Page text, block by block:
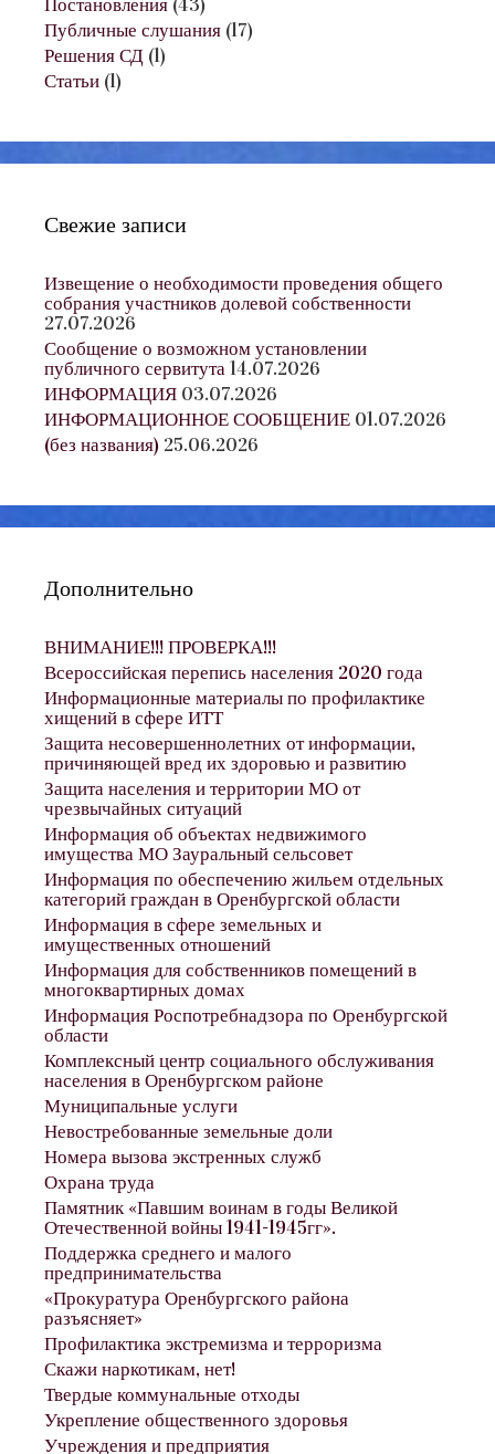
Постановления (43)
Публичные слушания (17)
Решения СД (1)
Статьи (1)
Свежие записи
Извещение о необходимости проведения общего
собрания участников долевой собственности
27.07.2026
Сообщение о возможном установлении
публичного сервитута14.07.2026
ИНФОРМАЦИЯ 03.07.2026
ИНФОРМАЦИОННОЕ СООБЩЕНИЕ 01.07.2026
(без названия) 25.06.2026
Дополнительно
ВНИМАНИЕ!!! ПРОВЕРКА!!!
Всероссийская перепись населения 2020 года
Информационные материалы по профилактике
хищений в сфере ИТТ
Защита несовершеннолетних от информации,
причиняющей вред их здоровью и развитию
Защита населения и территории МО от
чрезвычайных ситуаций
Информация об объектах недвижимого
имущества МО Зауральный сельсовет
Информация по обеспечению жильем отдельных
категорий граждан в Оренбургской области
Информация в сфере земельных и
имущественных отношений
Информация для собственников помещений в
многоквартирных домах
Информация Роспотребнадзора по Оренбургской
области
Комплексный центр социального обслуживания
населения в Оренбургском районе
Муниципальные услуги
Невостребованные земельные доли
Номера вызова экстренных служб
Охрана труда
Памятник «Павшим воинам в годы Великой
Отечественной войны 1941-1945гг».
Поддержка среднего и малого
предпринимательства
«Прокуратура Оренбургского района
разъясняет»
Профилактика экстремизма и терроризма
Скажи наркотикам, нет!
Твердые коммунальные отходы
Укрепление общественного здоровья
Учреждения и предприятия